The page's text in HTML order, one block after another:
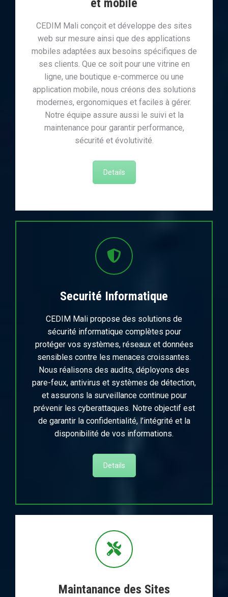
et mobile
CEDIM Mali conçoit et développe des sites
web sur mesure ainsi que des applications
mobiles adaptées aux besoins spécifiques de
ses clients. Que ce soit pour une vitrine en
ligne, une boutique e-commerce ou une
application mobile, nous créons des solutions
modernes, ergonomiques et faciles à gérer.
Notre équipe assure aussi le suivi et la
maintenance pour garantir performance,
sécurité et évolutivité.
Details
Securité Informatique
CEDIM Mali propose des solutions de
sécurité informatique complètes pour
protéger vos systèmes, réseaux et données
sensibles contre les menaces croissantes.
Nous réalisons des audits, déployons des
pare-feux, antivirus et systèmes de détection,
et assurons la surveillance continue pour
prévenir les cyberattaques. Notre objectif est
de garantir la confidentialité, l’intégrité et la
disponibilité de vos informations.
Details
Maintanance des Sites